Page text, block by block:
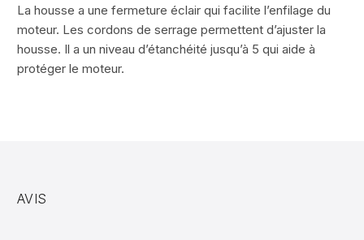
La housse a une fermeture éclair qui facilite l’enfilage du
moteur. Les cordons de serrage permettent d’ajuster la
housse. Il a un niveau d’étanchéité jusqu’à 5 qui aide à
protéger le moteur.
AVIS